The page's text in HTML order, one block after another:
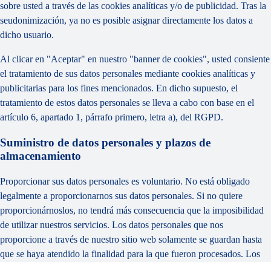
sobre usted a través de las cookies analíticas y/o de publicidad. Tras la
seudonimización, ya no es posible asignar directamente los datos a
dicho usuario.
Al clicar en "Aceptar" en nuestro "banner de cookies", usted consiente
el tratamiento de sus datos personales mediante cookies analíticas y
publicitarias para los fines mencionados. En dicho supuesto, el
tratamiento de estos datos personales se lleva a cabo con base en el
artículo 6, apartado 1, párrafo primero, letra a), del RGPD.
Suministro de datos personales y plazos de
almacenamiento
Proporcionar sus datos personales es voluntario. No está obligado
legalmente a proporcionarnos sus datos personales. Si no quiere
proporcionárnoslos, no tendrá más consecuencia que la imposibilidad
de utilizar nuestros servicios. Los datos personales que nos
proporcione a través de nuestro sitio web solamente se guardan hasta
que se haya atendido la finalidad para la que fueron procesados. Los